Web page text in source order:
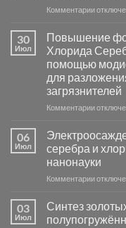
Комментариик
синтез
и
на
группы
30
Июл
Повышение
Хлорида
помощью
для
загрязнителей
Комментариик
Хлорида
видимом
свете
06
Июл
серебра и
нанонауки
Комментариик
серебра
с
03
Июл
Синтез